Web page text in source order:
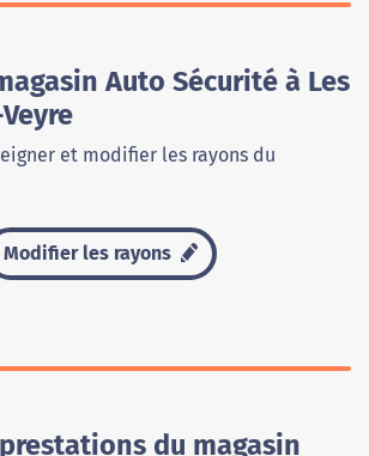
Auto Sécurité à Les
et modifier les rayons du
Modifier les rayons
du magasin